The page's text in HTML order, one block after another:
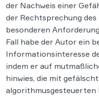
der Nachweis einer
der Rechtsprechung
besonderen
Fall habe der Autor ein
Informationsinteresse
indem er auf
hinwies, die mit
algorithmusgesteuerten